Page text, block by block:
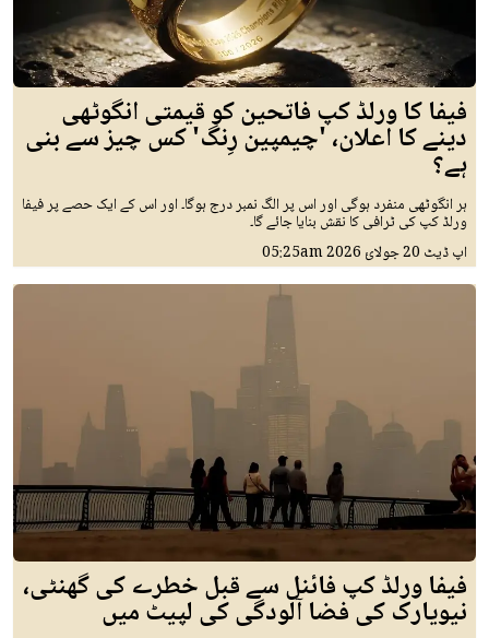
فیفا کا ورلڈ کپ فاتحین کو قیمتی انگوٹھی
دینے کا اعلان، 'چیمپین رِنگ' کس چیز سے بنی
ہے؟
ہر انگوٹھی منفرد ہوگی اور اس پر الگ نمبر درج ہوگا۔ اور اس کے ایک حصے پر فیفا
ورلڈ کپ کی ٹرافی کا نقش بنایا جائے گا۔
اپ ڈیٹ 20 جولائ 2026 05:25am
فیفا ورلڈ کپ فائنل سے قبل خطرے کی گھنٹی،
نیویارک کی فضا آلودگی کی لپیٹ میں